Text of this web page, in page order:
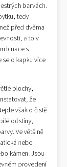
barvách.
tedy
před dvěma
a to v
s
o kapku více
plochy,
že
však o čistě
odstíny,
Ve většině
nebo
kámen. Jsou
provedení